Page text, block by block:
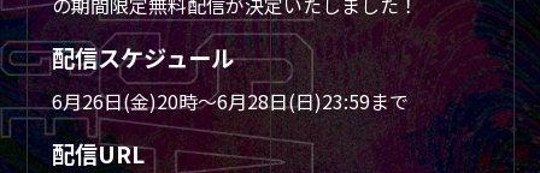
配信スケジュール
6月26日(金)20時～6月28日(日)23:59まで
配信URL